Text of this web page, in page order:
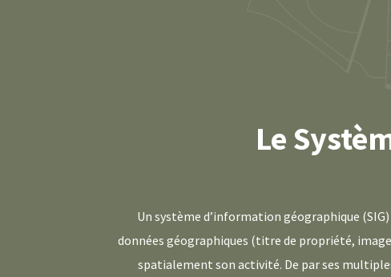
Le
Un système d’information géographique
données géographiques (titre de propriété,
spatialement son activité. De par ses